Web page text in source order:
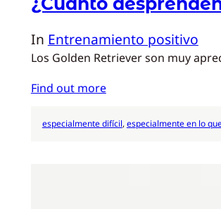
In Entrenamiento positivo
Los Golden Retriever son muy
Find out more
especialmente difícil, especialmente en lo